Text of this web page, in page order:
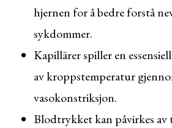
hjernen for å bedre forstå
sykdommer.
Kapillärer spiller en
av kroppstemperatur
vasokonstriksjon.
Blodtrykket kan påvirkes